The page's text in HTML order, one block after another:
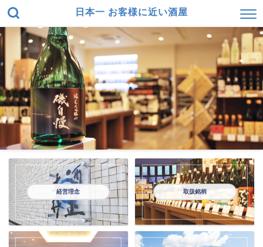
日本一 お客様に近い酒屋
経営理念 取扱銘柄